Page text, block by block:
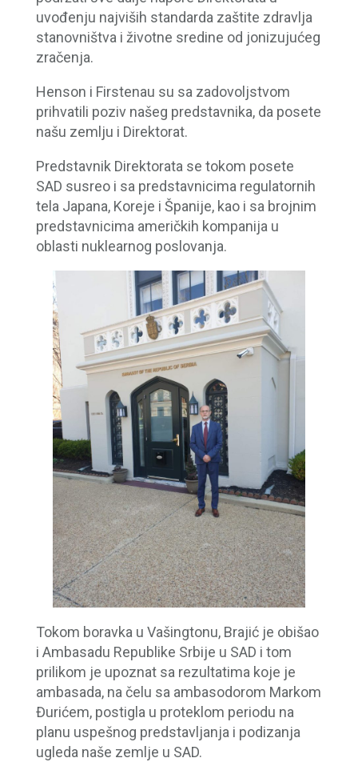
uvođenju najviših standarda zaštite zdravlja
stanovništva i životne sredine od jonizujućeg
zračenja.
Henson i Firstenau su sa zadovoljstvom
prihvatili poziv našeg predstavnika, da posete
našu zemlju i Direktorat.
Predstavnik Direktorata se tokom posete
SAD susreo i sa predstavnicima regulatornih
tela Japana, Koreje i Španije, kao i sa brojnim
predstavnicima američkih kompanija u
oblasti nuklearnog poslovanja.
Tokom boravka u Vašingtonu, Brajić je obišao
i Ambasadu Republike Srbije u SAD i tom
prilikom je upoznat sa rezultatima koje je
ambasada, na čelu sa ambasodorom Markom
Đurićem, postigla u proteklom periodu na
planu uspešnog predstavljanja i podizanja
ugleda naše zemlje u SAD.